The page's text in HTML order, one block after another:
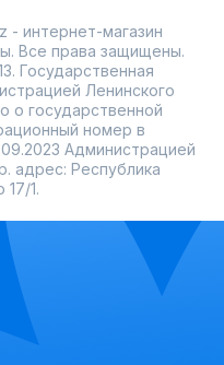
- интернет-магазин
Все права защищены.
Государственная
Ленинского
о государственной
номер в
Администрацией
адрес: Республика
17/1.